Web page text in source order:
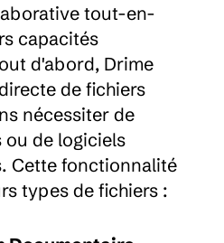
tout-en-
capacités
d'abord, Drime
de fichiers
nécessiter de
ou de logiciels
Cette fonctionnalité
types de fichiers :